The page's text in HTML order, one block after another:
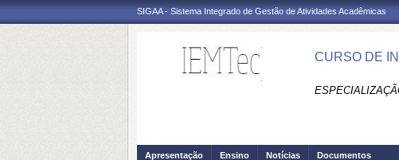
SIGAA - Sistema Integrado de Gestão de Atividades Acadêmicas
CURSO DE
Apresentação Ensino Notícias Documentos